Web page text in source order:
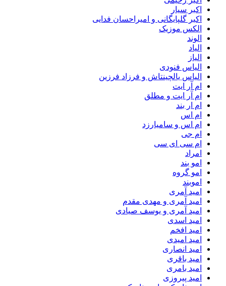
اکبر سیار
اکبر گلپایگانی و امیراحسان فدایی
الکس موزیک
الوند
الیاد
الیاز
الیاس فنودی
الیاس یالچینتاش و فرزاد فرزین
ام آر ایت
ام آر ایت و مطلق
ام‌ ار بند
ام اس
ام اس و سامیارزد
ام جی
ام سی ای سی
امراد
امو بند
امو گروه
اموبند
امید آمری
امید آمری و مهدی مقدم
امید آمری و یوسف صیادی
امید اسدی
امید افخم
امید امیدی
امید انصاری
امید باقری
امید بامری
امید پیروزی